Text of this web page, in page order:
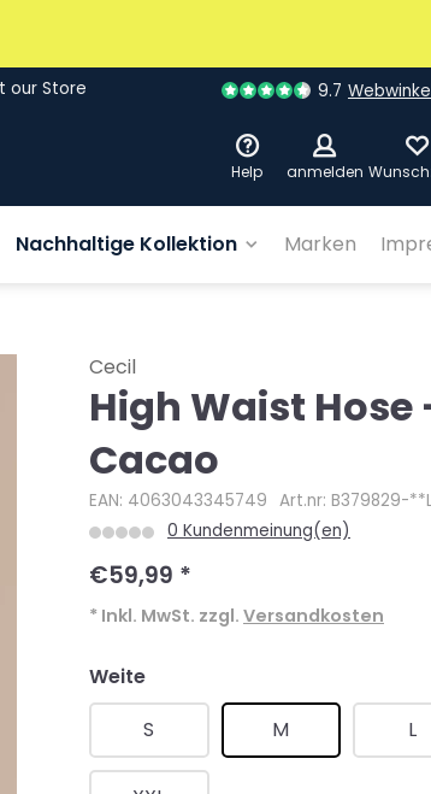
our Store 9.7
Help anmelden
Nachhaltige Kollektion Marken
Cecil
High Waist Hose
Cacao
EAN: 4063043345749 Art.nr: B379829-
0 Kundenmeinung(en)
€59,99 *
* Inkl. MwSt. zzgl. Versandkosten
Weite
S
M L